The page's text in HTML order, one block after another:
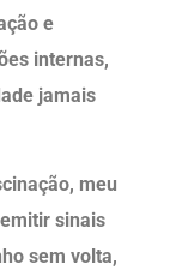
e
internas,
jamais
meu
sinais
sem volta,